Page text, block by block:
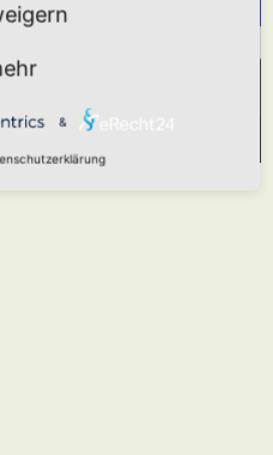
zu, um dieses Video
Management Platform
&